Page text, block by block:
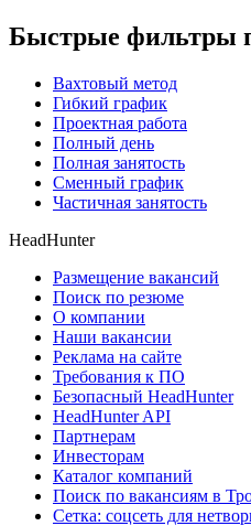
Быстрые фильтры
Вахтовый метод
Гибкий график
Проектная работа
Полный день
Полная занятость
Сменный график
Частичная занятость
HeadHunter
Размещение вакансий
Поиск по резюме
О компании
Наши вакансии
Реклама на сайте
Требования к ПО
Безопасный HeadHunter
HeadHunter API
Партнерам
Инвесторам
Каталог компаний
Поиск по вакансиям в
Сетка: соцсеть для